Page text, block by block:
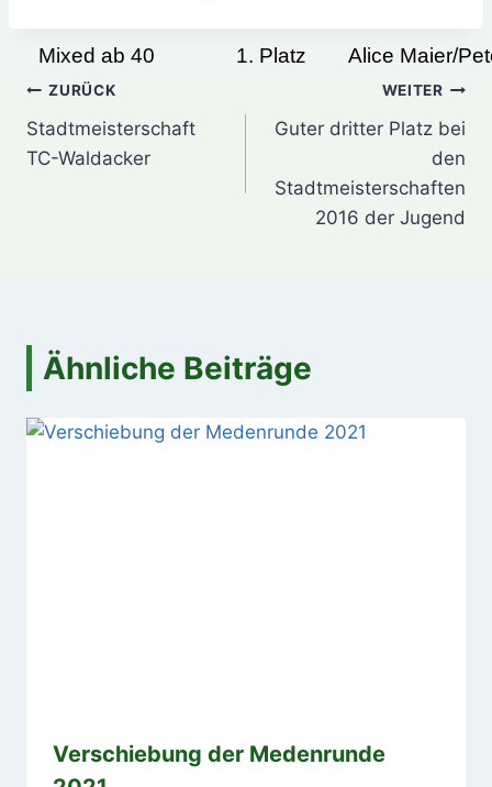
Mixed ab 40 1. Platz Alice Maier/
Beitragsnavigation
ZURÜCK
Stadtmeisterschaft
TC-Waldacker
WEITER
Guter dritter Platz bei
den
Stadtmeisterschaften
2016 der Jugend
Ähnliche Beiträge
Verschiebung der Medenrunde